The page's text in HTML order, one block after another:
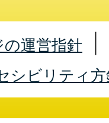
運営指針
シビリティ方